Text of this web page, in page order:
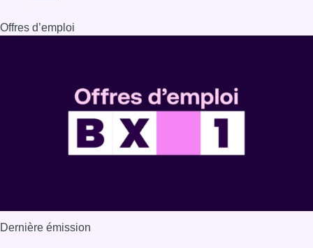
Offres d’emploi
Dernière émission